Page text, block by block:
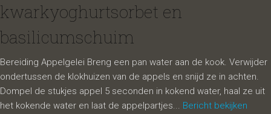
kwarkyoghurtsorbet en
basilicumschuim
Bereiding Appelgelei Breng een pan water aan de kook. Verwijder
ondertussen de klokhuizen van de appels en snijd ze in achten.
Dompel de stukjes appel 5 seconden in kokend water, haal ze uit
het kokende water en laat de appelpartjes... Bericht bekijken